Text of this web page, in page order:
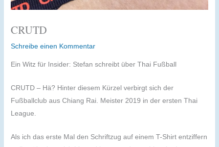
CRUTD
Schreibe einen Kommentar
Ein Witz für Insider: Stefan schreibt über Thai Fußball
CRUTD – Hä? Hinter diesem Kürzel verbirgt sich der
Fußballclub aus Chiang Rai. Meister 2019 in der ersten Thai
League.
Als ich das erste Mal den Schriftzug auf einem T-Shirt entziffern